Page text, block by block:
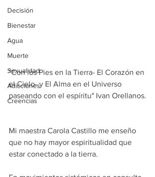
Decisión
Bienestar
Agua
Muerte
Sexualidad
Adicciones
Creencias
"Con los Pies en la Tierra- El Corazón en
el Cielo- y El Alma en el Universo
paseando con el espíritu" Ivan Orellanos.
Mi maestra Carola Castillo me enseño
que no hay mayor espiritualidad que
estar conectado a la tierra.